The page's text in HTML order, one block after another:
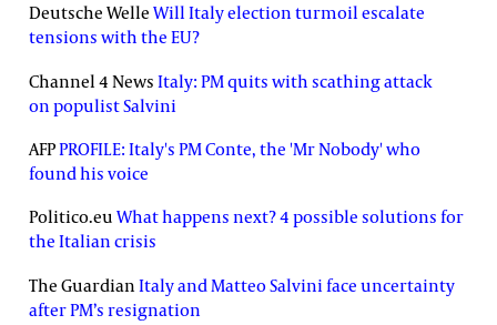
Deutsche Welle Will Italy election turmoil escalate
tensions with the EU?
Channel 4 News Italy: PM quits with scathing attack
on populist Salvini
AFPPROFILE: Italy's PM Conte, the 'Mr Nobody' who
found his voice
Politico.eu What happens next? 4 possible solutions for
the Italian crisis
The Guardian Italy and Matteo Salvini face uncertainty
after PM’s resignation